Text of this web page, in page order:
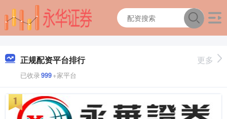
正规配资平台排行
已收录999+家平台
更多